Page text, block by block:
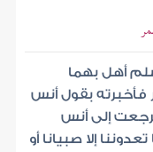
أهل بهما
فأخبرته بقول أنس
إلى أنس
إلا صبيانا أو